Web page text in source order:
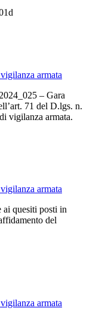
armata
– Gara
71 del D.lgs. n.
vigilanza armata.
armata
ai quesiti posti in
del
armata